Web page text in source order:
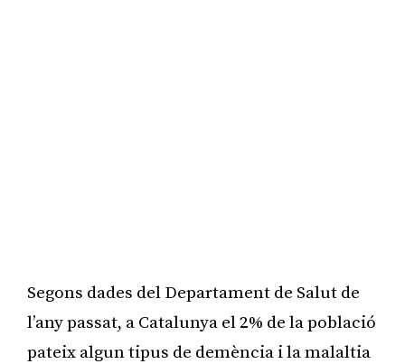
Segons dades del Departament de Salut de
l’any passat, a Catalunya el 2% de la població
pateix algun tipus de demència i la malaltia